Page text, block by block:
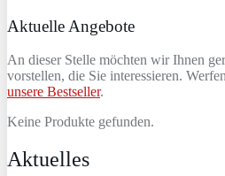
Aktuelle Angebote
An dieser Stelle möchten wir Ihnen
vorstellen, die Sie interessieren.
unsere Bestseller.
Keine Produkte gefunden.
Aktuelles